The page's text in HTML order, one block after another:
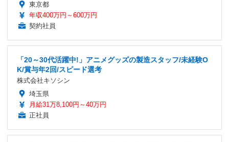
東京都
年収400万円～600万円
契約社員
「20～30代活躍中!」アニメグッズの製造スタッフ/未経験O
K/賞与年2回/スピード選考
株式会社キソシン
埼玉県
月給31万8,100円～40万円
正社員